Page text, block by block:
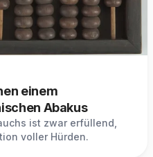
einem
Abakus
ist zwar erfüllend,
voller Hürden.